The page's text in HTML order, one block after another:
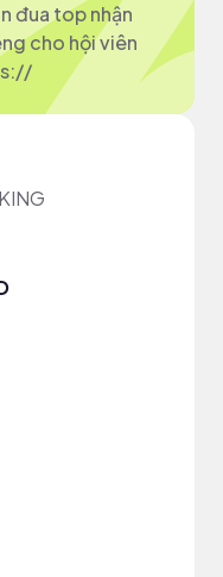
đua top nhận
cho hội viên